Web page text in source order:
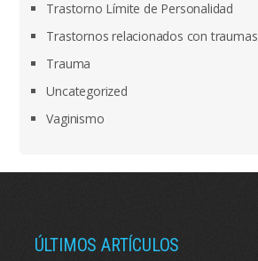
Trastorno Límite de Personalidad
Trastornos relacionados con traumas
Trauma
Uncategorized
Vaginismo
ÚLTIMOS ARTÍCULOS